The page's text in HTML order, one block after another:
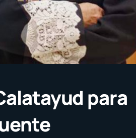
para